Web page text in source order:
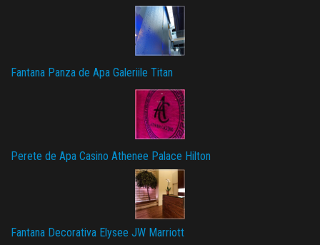
Fantana Panza de Apa Galeriile Titan
Perete de Apa Casino Athenee Palace Hilton
Fantana Decorativa Elysee JW Marriott